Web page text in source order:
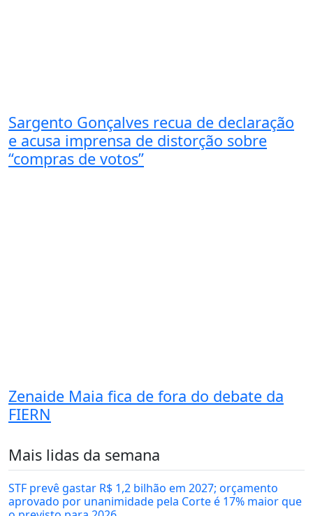
Sargento Gonçalves recua de declaração
e acusa imprensa de distorção sobre
“compras de votos”
Zenaide Maia fica de fora do debate da
FIERN
Mais lidas da semana
STF prevê gastar R$ 1,2 bilhão em 2027; orçamento
aprovado por unanimidade pela Corte é 17% maior que